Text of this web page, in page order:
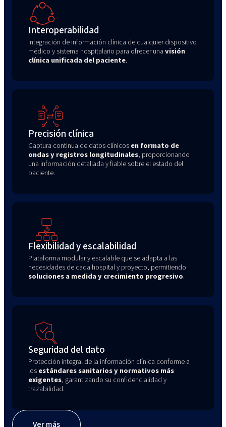
Interoperabilidad
Integración de información clínica de cualquier dispositivo
médico y sistema hospitalario para ofrecer unavisión
clínica unificada del paciente.
Precisión clínica
Captura continua de datos clínicosen formato de
ondas y registros longitudinales, proporcionando
una información detallada y fiable sobre el estado del
paciente.
Flexibilidad y escalabilidad
Plataforma modular y escalable que se adapta a las
necesidades de cada hospital y proyecto, permitiendo
soluciones a medida y crecimiento progresivo.
Seguridad del dato
Protección integral de la información clínica conforme a
losestándares sanitarios y normativos más
exigentes, garantizando su confidencialidad y
trazabilidad.
Ver más